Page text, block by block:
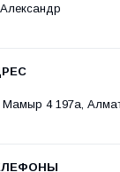
Александр
Мамыр 4 197а,